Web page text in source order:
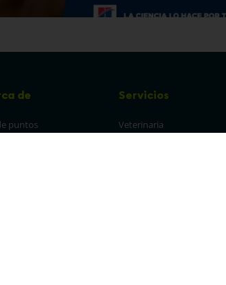
de
puntos
Servicios
Veterinaria